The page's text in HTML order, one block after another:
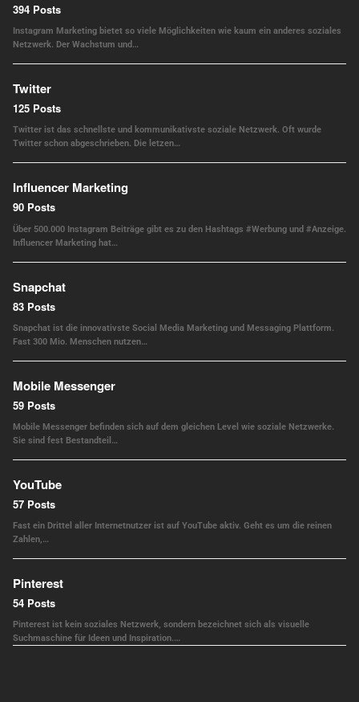
394 Posts
Instagram Marketing bietet so viele Möglichkeiten wie kaum ein anderes soziales
Netzwerk. Der Wachstum und…
Twitter
125 Posts
Twitter ist das schnellste und kommunikativste soziale Netzwerk. Oft wurde
Twitter schon abgeschrieben. Die letzen…
Influencer Marketing
90 Posts
Über 500.000 Instagram Beiträge gibt es zu den Hashtags #Werbung und #Anzeige.
Influencer Marketing hat…
Snapchat
83 Posts
Snapchat ist die innovativste Social Media Marketing und Messaging Plattform.
Fast 300 Mio. Menschen nutzen…
Mobile Messenger
59 Posts
Mobile Messenger befinden sich auf dem gleichen Level wie soziale Netzwerke.
Sie sind fest Bestandteil…
YouTube
57 Posts
Fast ein Drittel aller Internetnutzer ist auf YouTube aktiv. Geht es um die reinen
Zahlen,…
Pinterest
54 Posts
Pinterest ist kein soziales Netzwerk, sondern bezeichnet sich als visuelle
Suchmaschine für Ideen und Inspiration.…